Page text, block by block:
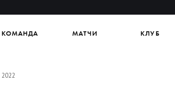
КОМАНДА МАТЧИ КЛУБ
2022